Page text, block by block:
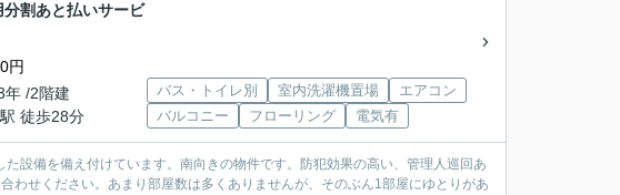
割あと払いサービ
円
年 /2階建
徒歩28分
バス・トイレ別 室内洗濯機置場
エアコン
バルコニー
フローリング 電気有
設備を備え付けています。南向きの物件です。防犯効果の高い、管理人巡回あ
わせください。あまり部屋数は多くありませんが、そのぶん1部屋にゆとりがあ